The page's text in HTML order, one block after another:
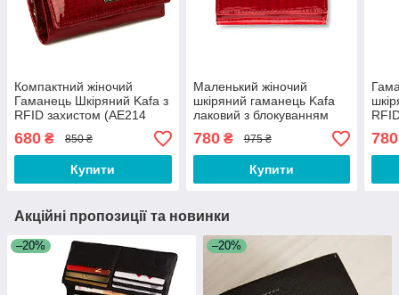
Компактний жіночий
Гаманець Шкіряний Kafa з
RFID захистом (AE214
red)
680 ₴ 850 ₴
Купити
Маленький жіночий
шкіряний гаманець Kafa
лаковий з блокуванням
RFID-сигналів, червоний
780₴ 975 ₴
Купити
red)
780
Акційні пропозиції та новинки
–20% –20%